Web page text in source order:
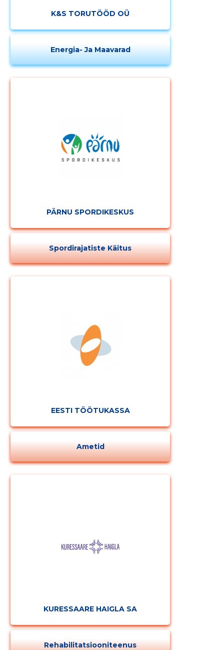
K&S TORUTÖÖD OÜ
Energia- Ja Maavarad
PÄRNU SPORDIKESKUS
Spordirajatiste Käitus
EESTI TÖÖTUKASSA
Ametid
KURESSAARE HAIGLA SA
Rehabilitatsiooniteenus